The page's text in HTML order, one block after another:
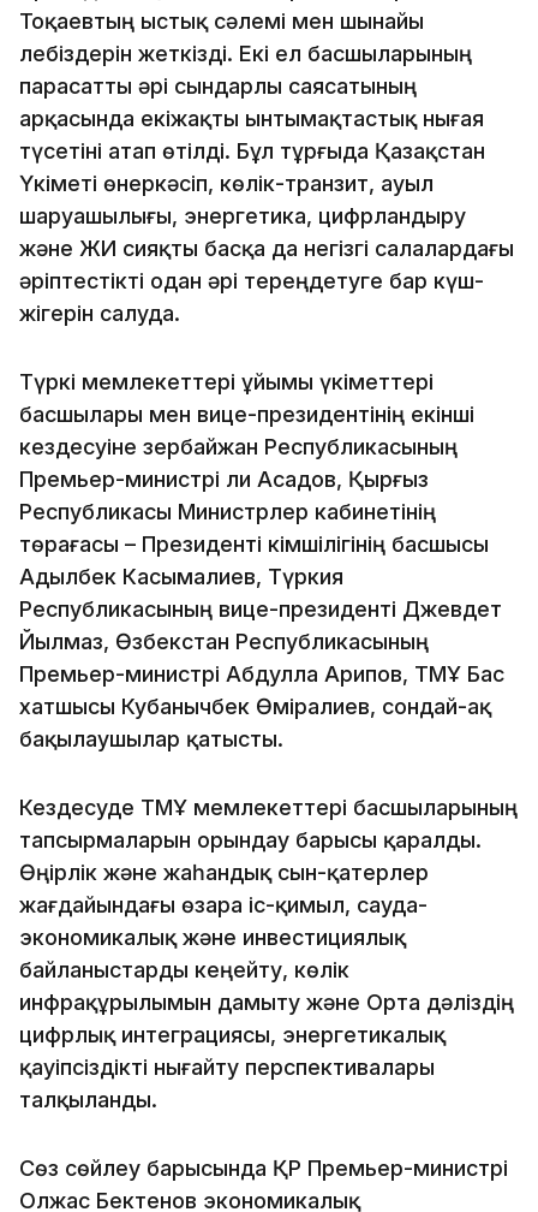
Тоқаевтың ыстық сәлемі мен шынайы
лебіздерін жеткізді. Екі ел басшыларының
парасатты әрі сындарлы саясатының
арқасында екіжақты ынтымақтастық нығая
түсетіні атап өтілді. Бұл тұрғыда Қазақстан
Үкіметі өнеркәсіп, көлік-транзит, ауыл
шаруашылығы, энергетика, цифрландыру
және ЖИ сияқты басқа да негізгі салалардағы
әріптестікті одан әрі тереңдетуге бар күш-
жігерін салуда.
Түркі мемлекеттері ұйымы үкіметтері
басшылары мен вице-президентінің екінші
кездесуіне Әзербайжан Республикасының
Премьер-министрі Әли Асадов, Қырғыз
Республикасы Министрлер кабинетінің
төрағасы – Президенті Әкімшілігінің басшысы
Адылбек Касымалиев, Түркия
Республикасының вице-президенті Джевдет
Йылмаз, Өзбекстан Республикасының
Премьер-министрі Абдулла Арипов, ТМҰ Бас
хатшысы Кубанычбек Өміралиев, сондай-ақ
бақылаушылар қатысты.
Кездесуде ТМҰ мемлекеттері басшыларының
тапсырмаларын орындау барысы қаралды.
Өңірлік және жаһандық сын-қатерлер
жағдайындағы өзара іс-қимыл, сауда-
экономикалық және инвестициялық
байланыстарды кеңейту, көлік
инфрақұрылымын дамыту және Орта дәліздің
цифрлық интеграциясы, энергетикалық
қауіпсіздікті нығайту перспективалары
талқыланды.
Сөз сөйлеу барысында ҚР Премьер-министрі
Олжас Бектенов экономикалық